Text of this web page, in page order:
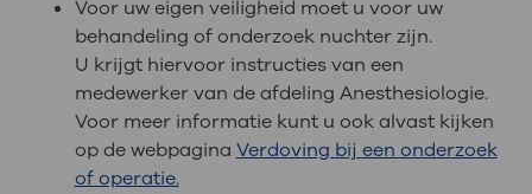
Voor uw eigen veiligheid moet u voor uw
behandeling of onderzoek nuchter zijn.
U krijgt hiervoor instructies van een
medewerker van de afdeling Anesthesiologie.
Voor meer informatie kunt u ook alvast kijken
op de webpagina Verdoving bij een onderzoek
of operatie.